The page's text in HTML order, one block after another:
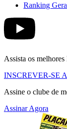
Ranking
Assista os
INSCREVER-SE
Assine o clube de
Assinar Agora